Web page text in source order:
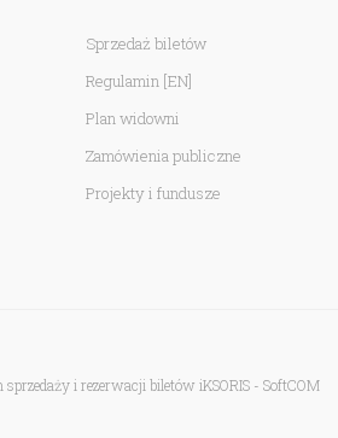
Sprzedaż biletów
Regulamin [EN]
Plan widowni
Zamówienia publiczne
Projekty i fundusze
sprzedaży i rezerwacji biletów iKSORIS - SoftCOM